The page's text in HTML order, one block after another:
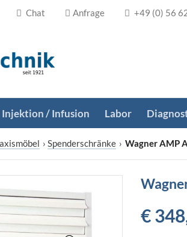
Chat Anfrage +49 (0) 56
Injektion / Infusion Labor
› Spenderschränke › Wagner AMP
€